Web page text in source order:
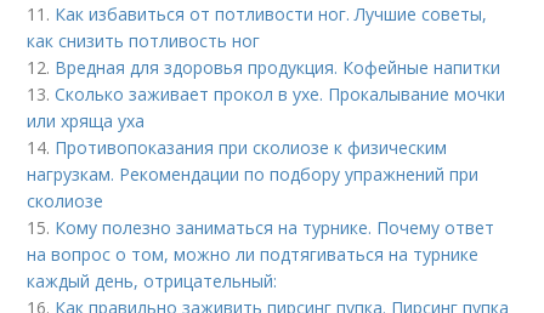
11. Как избавиться от потливости ног. Лучшие советы,
как снизить потливость ног
12. Вредная для здоровья продукция. Кофейные напитки
13.Сколько заживает прокол в ухе. Прокалывание мочки
или хряща уха
14. Противопоказания при сколиозе к физическим
нагрузкам. Рекомендации по подбору упражнений при
сколиозе
15. Кому полезно заниматься на турнике. Почему ответ
на вопрос о том, можно ли подтягиваться на турнике
каждый день, отрицательный:
16. Как правильно заживить пирсинг пупка. Пирсинг пупка